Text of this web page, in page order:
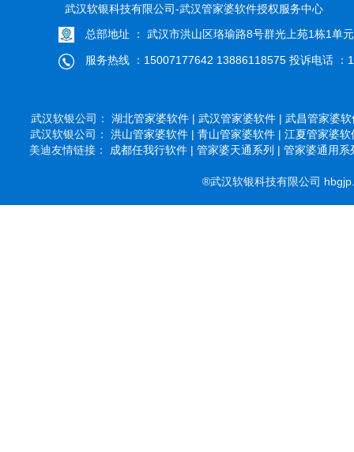
武汉软银科技有限公司-武汉管家婆软件授权服务中心
总部地址 ： 武汉市洪山区珞瑜路8号群光上苑1栋1单
服务热线 ：15007177642 13886118575 投诉电话 ：
武汉软银公司： 湖北管家婆软件 | 武汉管家婆软件 | 武昌管家婆
武汉软银公司： 洪山管家婆软件 | 青山管家婆软件 | 江夏管家婆软
美迪友情链接： 成都任我行软件 | 管家婆天通系列 | 管家婆通用系
®武汉软银科技有限公司